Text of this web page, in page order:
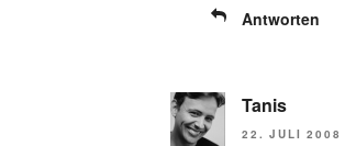
Antworten
Tanis
22. JULI 2008